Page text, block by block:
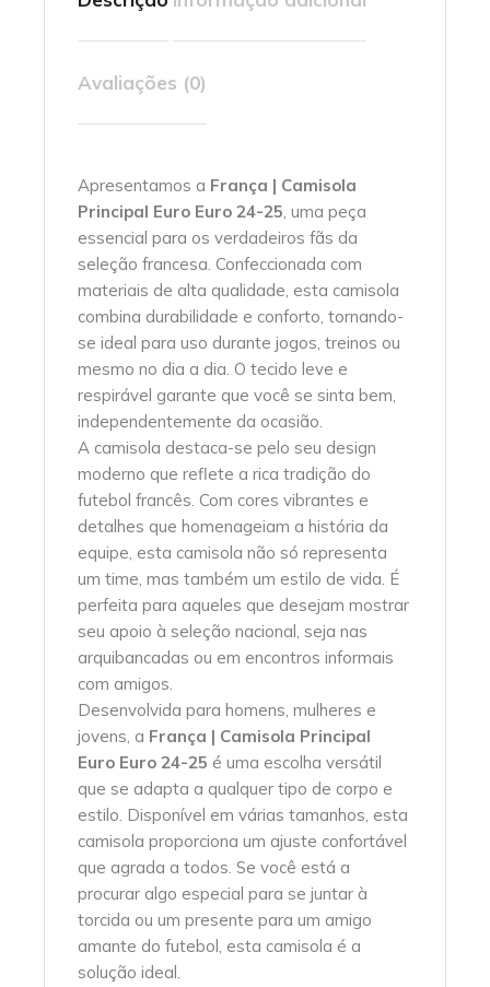
Avaliações (0)
Apresentamos a França | Camisola
Principal Euro Euro 24-25, uma peça
essencial para os verdadeiros fãs da
seleção francesa. Confeccionada com
materiais de alta qualidade, esta camisola
combina durabilidade e conforto, tornando-
se ideal para uso durante jogos, treinos ou
mesmo no dia a dia. O tecido leve e
respirável garante que você se sinta bem,
independentemente da ocasião.
A camisola destaca-se pelo seu design
moderno que reflete a rica tradição do
futebol francês. Com cores vibrantes e
detalhes que homenageiam a história da
equipe, esta camisola não só representa
um time, mas também um estilo de vida. É
perfeita para aqueles que desejam mostrar
seu apoio à seleção nacional, seja nas
arquibancadas ou em encontros informais
com amigos.
Desenvolvida para homens, mulheres e
jovens, a França | Camisola Principal
Euro Euro 24-25 é uma escolha versátil
que se adapta a qualquer tipo de corpo e
estilo. Disponível em várias tamanhos, esta
camisola proporciona um ajuste confortável
que agrada a todos. Se você está a
procurar algo especial para se juntar à
torcida ou um presente para um amigo
amante do futebol, esta camisola é a
solução ideal.